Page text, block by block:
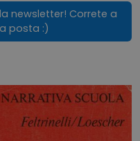
newsletter! Correte a
posta :)